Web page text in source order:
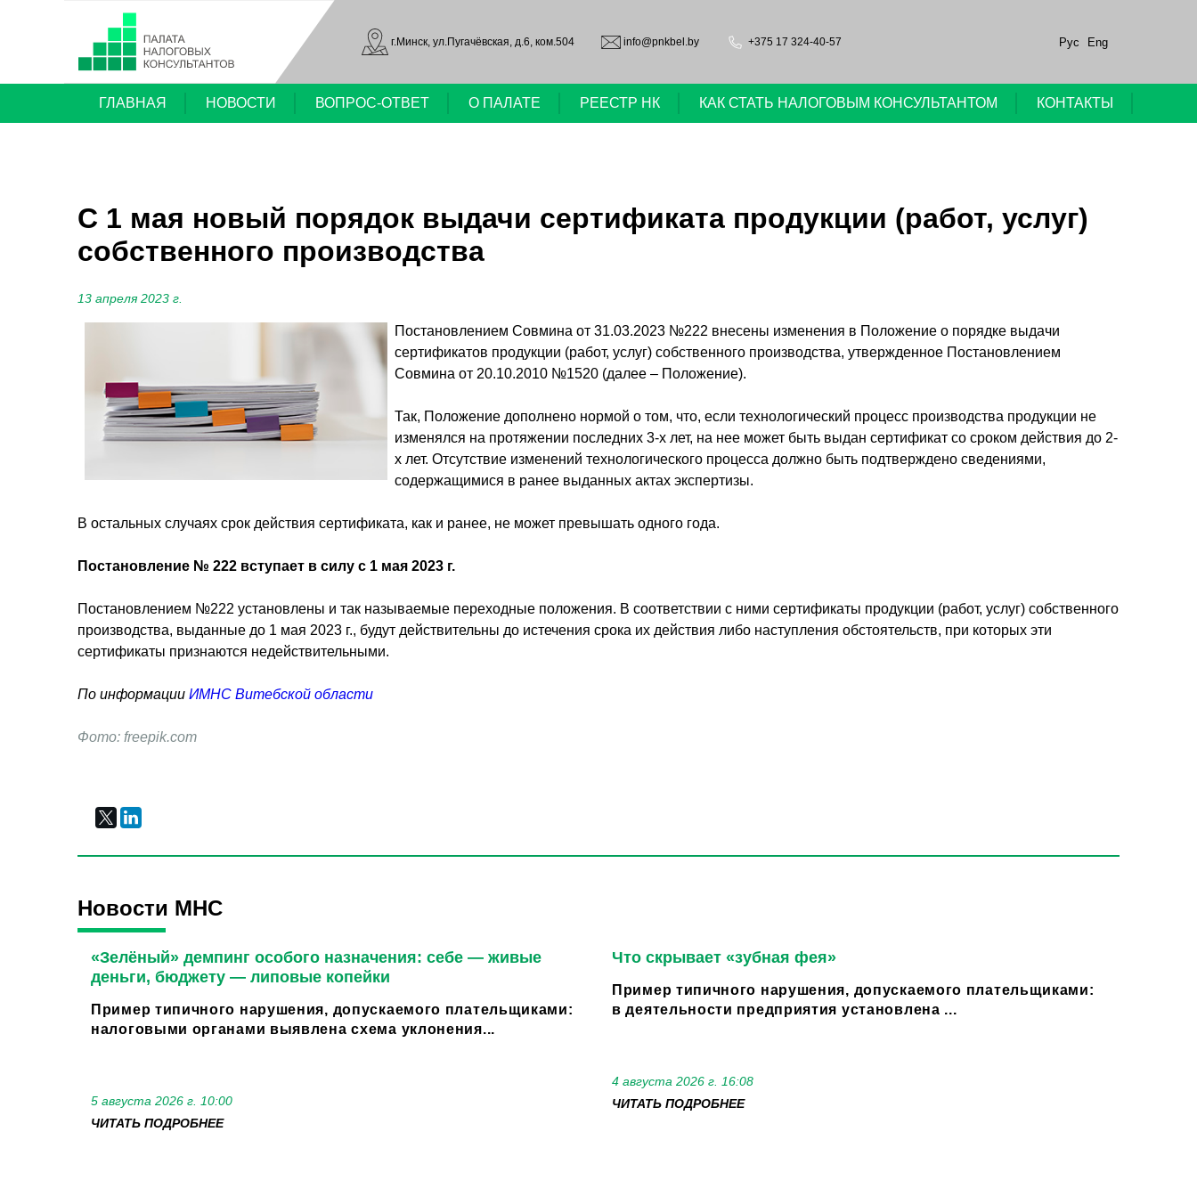
г.Минск, ул.Пугачёвская, д.6, ком.504 info@pnkbel.by +375 17 324-40-57 Рус Eng
ГЛАВНАЯ НОВОСТИ ВОПРОС-ОТВЕТ О ПАЛАТЕ РЕЕСТР НК КАК СТАТЬ НАЛОГОВЫМ КОНСУЛЬТАНТОМ КОНТАКТЫ
С 1 мая новый порядок выдачи сертификата продукции (работ, услуг)
собственного производства
13 апреля 2023 г.
Постановлением Совмина от 31.03.2023 №222 внесены изменения в Положение о порядке выдачи
сертификатов продукции (работ, услуг) собственного производства, утвержденное Постановлением
Совмина от 20.10.2010 №1520 (далее – Положение).
Так, Положение дополнено нормой о том, что, если технологический процесс производства продукции не
изменялся на протяжении последних 3-х лет, на нее может быть выдан сертификат со сроком действия до 2-
х лет. Отсутствие изменений технологического процесса должно быть подтверждено сведениями,
содержащимися в ранее выданных актах экспертизы.
В остальных случаях срок действия сертификата, как и ранее, не может превышать одного года.
Постановление № 222 вступает в силу с 1 мая 2023 г.
Постановлением №222 установлены и так называемые переходные положения. В соответствии с ними сертификаты продукции (работ, услуг) собственного
производства, выданные до 1 мая 2023 г., будут действительны до истечения срока их действия либо наступления обстоятельств, при которых эти
сертификаты признаются недействительными.
По информации ИМНС Витебской области
Фото: freepik.com
Новости МНС
«Зелёный» демпинг особого назначения: себе — живые
деньги, бюджету — липовые копейки
Пример типичного нарушения, допускаемого плательщиками:
налоговыми органами выявлена схема уклонения...
5 августа 2026 г. 10:00
ЧИТАТЬ ПОДРОБНЕЕ
Что скрывает «зубная фея»
Пример типичного нарушения, допускаемого плательщиками:
в деятельности предприятия установлена ...
4 августа 2026 г. 16:08
ЧИТАТЬ ПОДРОБНЕЕ